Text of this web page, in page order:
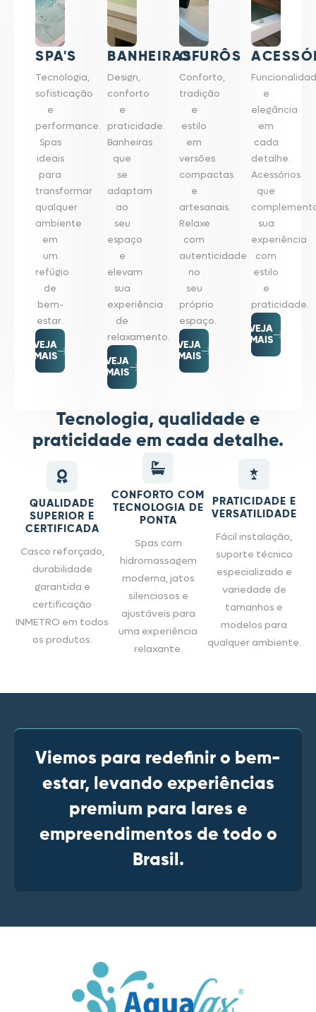
SPA'S
Tecnologia,
sofisticação
e
performance.
Spas
ideais
para
transformar
qualquer
ambiente
em
um
refúgio
de
bem-
estar.
VEJA
MAIS
BANHEIRAS
Design,
conforto
e
praticidade.
Banheiras
que
se
adaptam
ao
seu
espaço
e
elevam
sua
experiência
de
relaxamento.
VEJA
MAIS
OFURÔS
Conforto,
tradição
e
estilo
em
versões
compactas
e
artesanais.
Relaxe
com
autenticidade
no
seu
próprio
espaço.
VEJA
MAIS
e
elegância
em
cada
detalhe.
Acessórios
que
sua
experiência
com
estilo
e
praticidade.
VEJA
MAIS
Tecnologia, qualidade e
praticidade em cada detalhe.
QUALIDADE
SUPERIOR E
CERTIFICADA
Casco reforçado,
durabilidade
garantida e
certificação
INMETRO em todos
os produtos.
CONFORTO COM
TECNOLOGIA DE
PONTA
Spas com
hidromassagem
moderna, jatos
silenciosos e
ajustáveis para
uma experiência
relaxante.
PRATICIDADE E
VERSATILIDADE
Fácil instalação,
suporte técnico
especializado e
variedade de
tamanhos e
modelos para
qualquer ambiente.
Viemos para redefinir o bem-
estar, levando experiências
premium para lares e
empreendimentos de todo o
Brasil.